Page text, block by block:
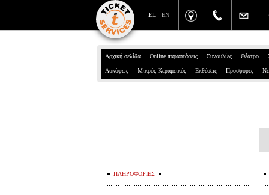
EN
EL
Αρχική σελίδα Online παραστάσεις Συναυλίες Θέατρο
Λυκόφως Μικρός Κεραμεικός Εκθέσεις Προσφορές
ΠΛΗΡΟΦΟΡΙΕΣ